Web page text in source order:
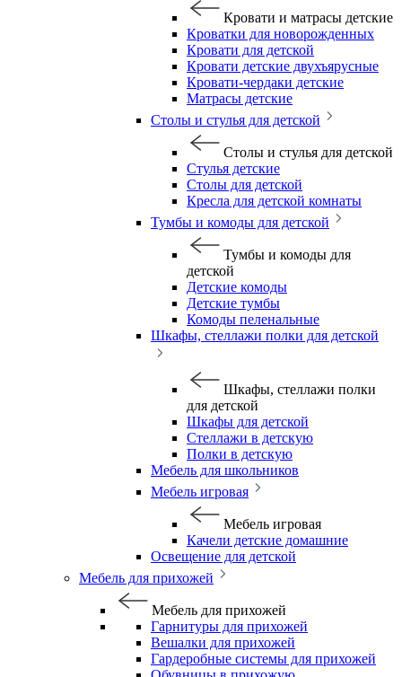
Кровати и матрасы детские
Кроватки для новорожденных
Кровати для детской
Кровати детские двухъярусные
Кровати-чердаки детские
Матрасы детские
Столы и стулья для детской
Столы и стулья для детской
Стулья детские
Столы для детской
Кресла для детской комнаты
Тумбы и комоды для детской
Тумбы и комоды для
детской
Детские комоды
Детские тумбы
Комоды пеленальные
Шкафы, стеллажи полки для детской
Шкафы, стеллажи полки
для детской
Шкафы для детской
Стеллажи в детскую
Полки в детскую
Мебель для школьников
Мебель игровая
Мебель игровая
Качели детские домашние
Освещение для детской
Мебель для прихожей
Мебель для прихожей
Гарнитуры для прихожей
Вешалки для прихожей
Гардеробные системы для прихожей